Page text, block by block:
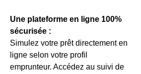
Une plateforme en ligne 100%
sécurisée :
Simulez votre prêt directement en
ligne selon votre profil
emprunteur. Accédez au suivi de